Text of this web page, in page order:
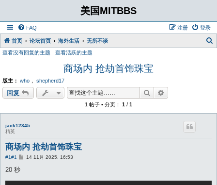
美国MITBBS
FAQ 登录
注册
首页 论坛首页 海外生活 无所不谈
查看没有回复的主题 查看活跃的主题
商场内 抢劫首饰珠宝
版主： who ， shepherd17
回复 搜索
1 帖子 • 分页： 1 / 1
jack12345
精英
商场内 抢劫首饰珠宝
#1#1
帖14 11月 2025, 16:53
20 秒